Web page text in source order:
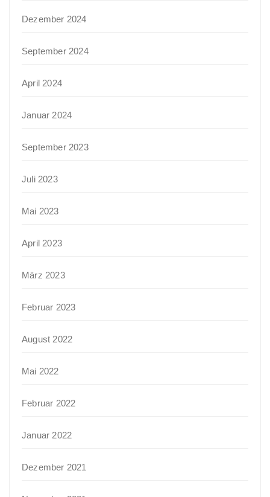
Dezember 2024
September 2024
April 2024
Januar 2024
September 2023
Juli 2023
Mai 2023
April 2023
März 2023
Februar 2023
August 2022
Mai 2022
Februar 2022
Januar 2022
Dezember 2021